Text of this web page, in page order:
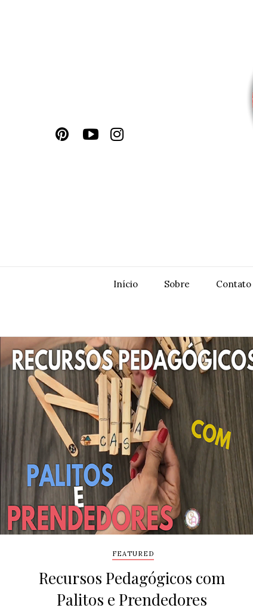
Início Sobre Contato
FEATURED
Recursos Pedagógicos com
Palitos e Prendedores